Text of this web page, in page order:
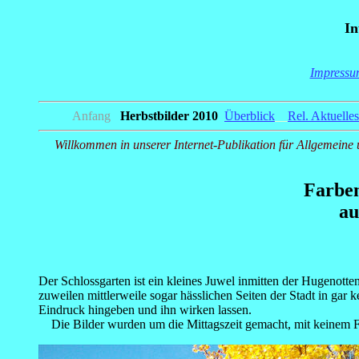
Anfang Herbstbilder 2010 Überblick Rel. Aktuelles
Willkommen in unserer Internet-Publikation für
Der Schlossgarten ist ein kleines Juwel inmitten der
zuweilen mittlerweile sogar hässlichen Seiten der Stadt in gar
Eindruck hingeben und ihn wirken lassen.
Die Bilder wurden um die Mittagszeit gemacht, mit keinem